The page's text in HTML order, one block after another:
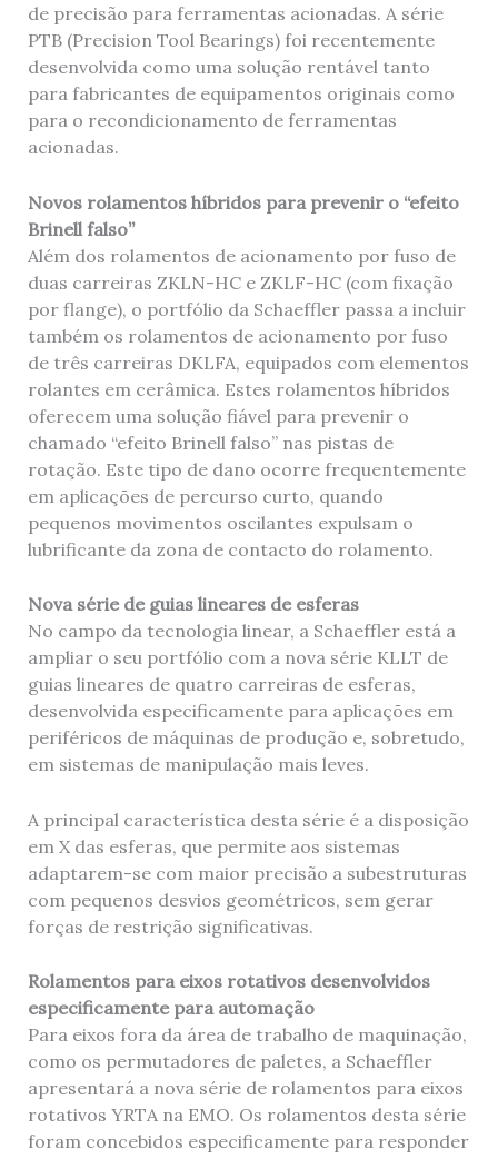
de precisão para ferramentas acionadas. A série
PTB (Precision Tool Bearings) foi recentemente
desenvolvida como uma solução rentável tanto
para fabricantes de equipamentos originais como
para o recondicionamento de ferramentas
acionadas.
Novos rolamentos híbridos para prevenir o “efeito
Brinell falso”
Além dos rolamentos de acionamento por fuso de
duas carreiras ZKLN-HC e ZKLF-HC (com fixação
por flange), o portfólio da Schaeffler passa a incluir
também os rolamentos de acionamento por fuso
de três carreiras DKLFA, equipados com elementos
rolantes em cerâmica. Estes rolamentos híbridos
oferecem uma solução fiável para prevenir o
chamado “efeito Brinell falso” nas pistas de
rotação. Este tipo de dano ocorre frequentemente
em aplicações de percurso curto, quando
pequenos movimentos oscilantes expulsam o
lubrificante da zona de contacto do rolamento.
Nova série de guias lineares de esferas
No campo da tecnologia linear, a Schaeffler está a
ampliar o seu portfólio com a nova série KLLT de
guias lineares de quatro carreiras de esferas,
desenvolvida especificamente para aplicações em
periféricos de máquinas de produção e, sobretudo,
em sistemas de manipulação mais leves.
A principal característica desta série é a disposição
em X das esferas, que permite aos sistemas
adaptarem-se com maior precisão a subestruturas
com pequenos desvios geométricos, sem gerar
forças de restrição significativas.
Rolamentos para eixos rotativos desenvolvidos
especificamente para automação
Para eixos fora da área de trabalho de maquinação,
como os permutadores de paletes, a Schaeffler
apresentará a nova série de rolamentos para eixos
rotativos YRTA na EMO. Os rolamentos desta série
foram concebidos especificamente para responder